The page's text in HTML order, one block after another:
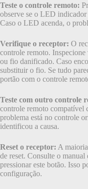
Teste o controle remoto:
observe se o LED indicador
Caso o LED acenda, o
Verifique o receptor: O
controle remoto. Inspecione
ou fio danificado. Caso
substituir o fio. Se tudo
portão com o controle
Teste com outro controle
controle remoto compatível
problema está no controle
identificou a causa.
Reset o receptor: A
de reset. Consulte o
pressionar este botão. Isso
configuração.